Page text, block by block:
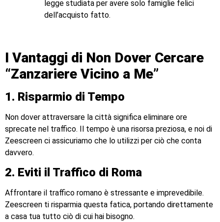
legge studiata per avere solo famiglie felici
dell’acquisto fatto.
I Vantaggi di Non Dover Cercare
“Zanzariere Vicino a Me”
1. Risparmio di Tempo
Non dover attraversare la città significa eliminare ore
sprecate nel traffico. Il tempo è una risorsa preziosa, e noi di
Zeescreen ci assicuriamo che lo utilizzi per ciò che conta
davvero.
2. Eviti il Traffico di Roma
Affrontare il traffico romano è stressante e imprevedibile.
Zeescreen ti risparmia questa fatica, portando direttamente
a casa tua tutto ciò di cui hai bisogno.